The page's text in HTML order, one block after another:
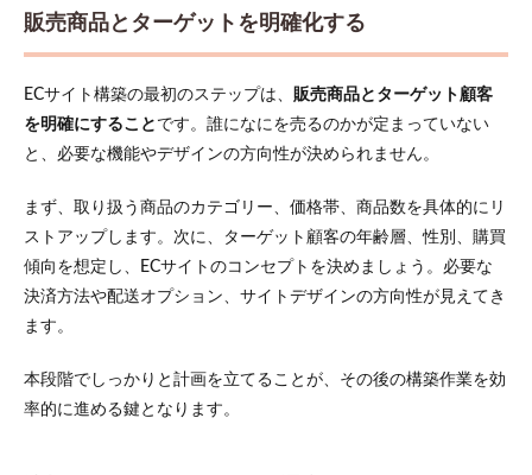
販売商品とターゲットを明確化する
ECサイト構築の最初のステップは、
販売商品とターゲット顧客
を明確にすること です。誰になにを売るのかが定まっていない
と、必要な機能やデザインの方向性が決められません。
まず、取り扱う商品のカテゴリー、価格帯、商品数を具体的にリ
ストアップします。次に、ターゲット顧客の年齢層、性別、購買
傾向を想定し、ECサイトのコンセプトを決めましょう。必要な
決済方法や配送オプション、サイトデザインの方向性が見えてき
ます。
本段階でしっかりと計画を立てることが、その後の構築作業を効
率的に進める鍵となります。